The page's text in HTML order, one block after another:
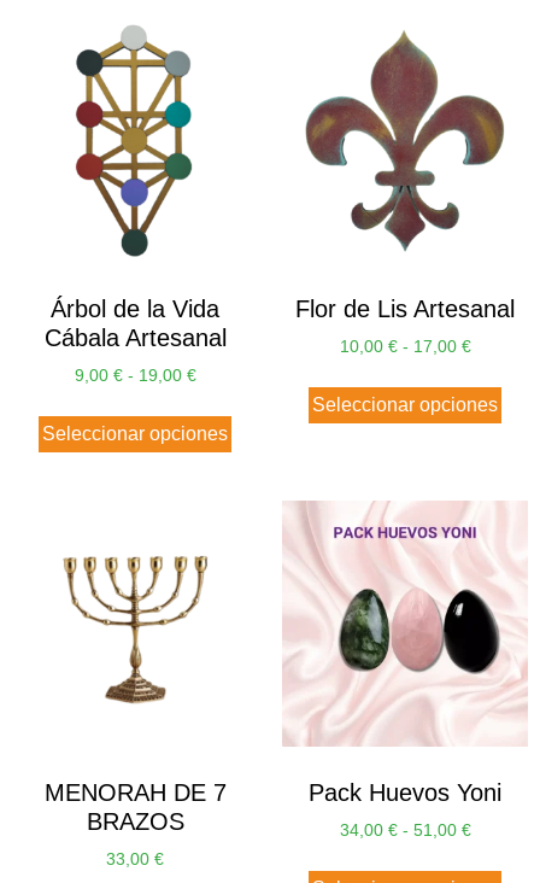
Árbol de la Vida
Cábala Artesanal
9,00 € - 19,00 €
Seleccionar opciones
Flor de Lis Artesanal
10,00 € - 17,00 €
Seleccionar opciones
MENORAH DE 7
BRAZOS
33,00 €
Pack Huevos Yoni
34,00 € - 51,00 €